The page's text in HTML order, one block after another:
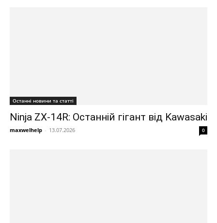
Останні новини та статті
Ninja ZX-14R: Останній гігант від Kawasaki
maxwelhelp - 13.07.2026 0